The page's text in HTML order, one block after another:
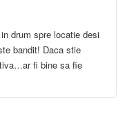
drum spre locatie desi
bandit! Daca stie
fi bine sa fie